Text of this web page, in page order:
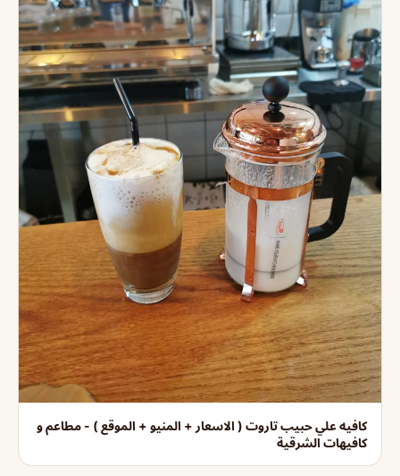
كافيه علي حبيب تاروت ( الاسعار + المنيو + الموقع ) - مطاعم و
كافيهات الشرقية